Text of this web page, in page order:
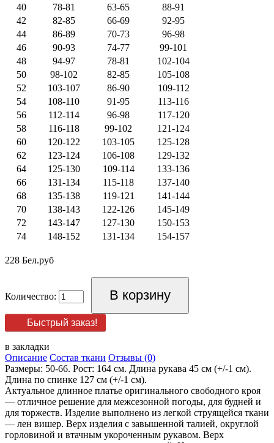
40 78-81 63-65
88-91
42
82-85 66-69
92-95
44
86-89 70-73
96-98
46
90-93 74-77
99-101
48
94-97 78-81
102-104
50
98-102 82-85
105-108
52
103-107 86-90
109-112
54
108-110 91-95
113-116
56
112-114 96-98
117-120
58
116-118 99-102
121-124
60
120-122 103-105
125-128
62
123-124 106-108
129-132
64
125-130 109-114
133-136
66
131-134 115-118
137-140
68
135-138 119-121
141-144
70
138-143 122-126
145-149
72
143-147 127-130
150-153
74
148-152 131-134 154-157
228 Бел.руб
Количество:
Быстрый заказ!
в закладки
Описание Состав ткани Отзывы (0)
Размеры: 50-66. Рост: 164 см. Длина рукава 45 см (+/-1 см).
Длина по спинке 127 см (+/-1 см).
Актуальное длинное платье оригинального свободного кроя
— отличное решение для межсезонной погоды, для будней и
для торжеств. Изделие выполнено из легкой струящейся ткани
— лен вишер. Верх изделия с завышенной талией, округлой
горловиной и втачным укороченным рукавом. Верх